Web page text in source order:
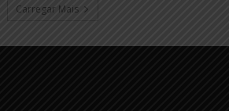
Carregar Mais